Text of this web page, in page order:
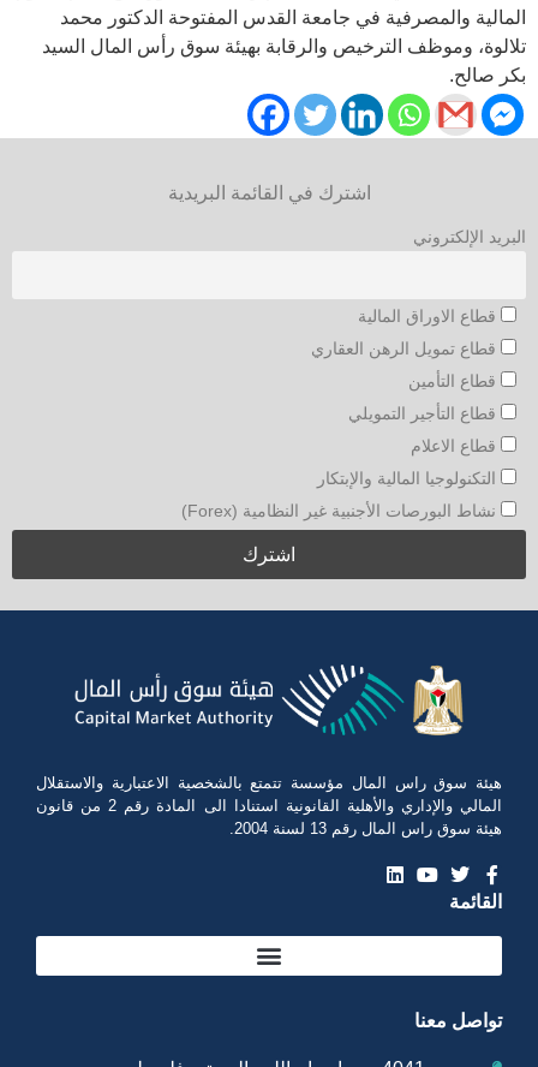
المالية والمصرفية في جامعة القدس المفتوحة الدكتور محمد
تلالوة، وموظف الترخيص والرقابة بهيئة سوق رأس المال السيد
بكر صالح.
اشترك في القائمة البريدية
البريد الإلكتروني
قطاع الاوراق المالية
قطاع تمويل الرهن العقاري
قطاع التأمين
قطاع التأجير التمويلي
قطاع الاعلام
التكنولوجيا المالية والإبتكار
نشاط البورصات الأجنبية غير النظامية (Forex)
هيئة سوق راس المال مؤسسة تتمتع بالشخصية الاعتبارية والاستقلال
المالي والإداري والأهلية القانونية استنادا الى المادة رقم 2 من قانون
هيئة سوق راس المال رقم 13 لسنة 2004.
القائمة
تواصل معنا